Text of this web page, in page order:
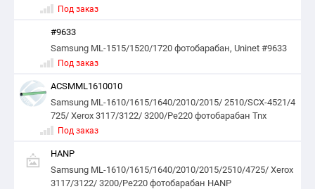
Под заказ
#9633
Samsung ML-1515/1520/1720 фотобарабан, Uninet #9633
Под заказ
ACSMML1610010
Samsung ML-1610/1615/1640/2010/2015/ 2510/SCX-4521/4
725/ Xerox 3117/3122/ 3200/Pe220 фотобарабан Tnx
Под заказ
HANP
Samsung ML-1610/1615/1640/2010/2015/2510/4725/ Xerox
3117/3122/ 3200/Pe220 фотобарабан HANP